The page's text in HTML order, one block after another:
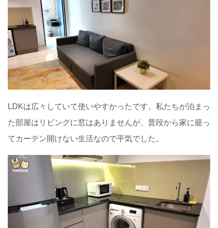
LDKは広々していて使いやすかったです。私たちが泊まっ
た部屋はリビングに窓はありませんが、普段から家に籠っ
てカーテン開けない生活なので平気でした。